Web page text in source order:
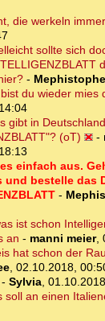
die werkeln
sollte sich
-
du wieder mies
gibt in
(oT)
-
einfach aus.
und bestelle das
-
ist schon
an - manni meier,
hat schon der
, 02.10.2018,
- Sylvia,
soll an einen